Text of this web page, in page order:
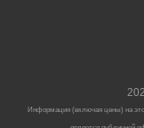
Информация (включая цены) на